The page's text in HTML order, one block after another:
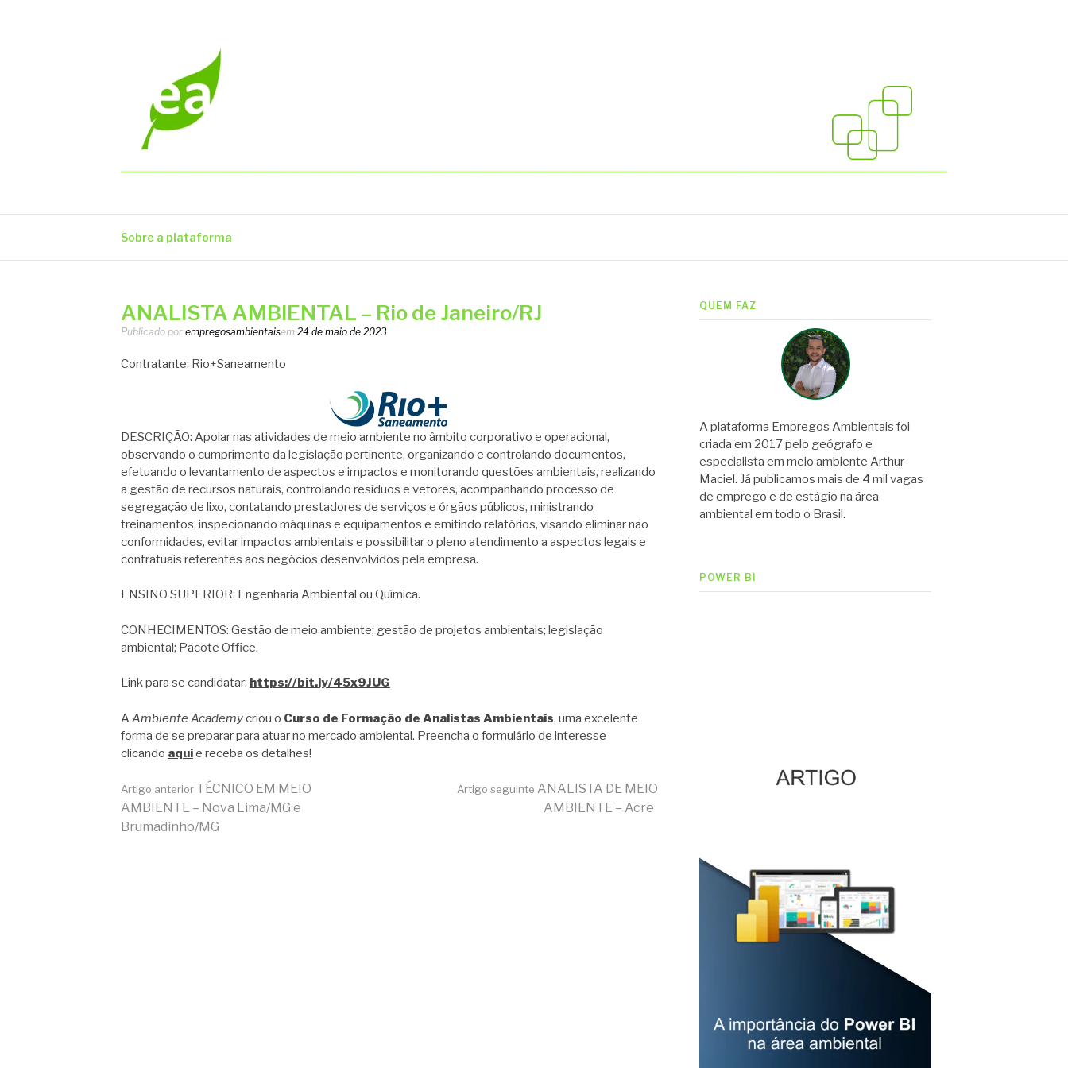
Sobre a plataforma
ANALISTA AMBIENTAL – Rio de Janeiro/RJ
Publicado por empregosambientaisem 24 de maio de 2023
Contratante: Rio+Saneamento
DESCRIÇÃO: Apoiar nas atividades de meio ambiente no âmbito corporativo e operacional,
observando o cumprimento da legislação pertinente, organizando e controlando documentos,
efetuando o levantamento de aspectos e impactos e monitorando questões ambientais, realizando
a gestão de recursos naturais, controlando resíduos e vetores, acompanhando processo de
segregação de lixo, contatando prestadores de serviços e órgãos públicos, ministrando
treinamentos, inspecionando máquinas e equipamentos e emitindo relatórios, visando eliminar não
conformidades, evitar impactos ambientais e possibilitar o pleno atendimento a aspectos legais e
contratuais referentes aos negócios desenvolvidos pela empresa.
ENSINO SUPERIOR: Engenharia Ambiental ou Química.
CONHECIMENTOS: Gestão de meio ambiente; gestão de projetos ambientais; legislação
ambiental; Pacote Office.
Link para se candidatar: https://bit.ly/45x9JUG
AAmbiente Academycriou o Curso de Formação de Analistas Ambientais, uma excelente
forma de se preparar para atuar no mercado ambiental. Preencha o formulário de interesse
clicando aquie receba os detalhes!
Continue
Artigo anterior TÉCNICO EM MEIO
AMBIENTE – Nova Lima/MG e
Brumadinho/MG
Artigo seguinte ANALISTA DE MEIO
AMBIENTE – Acre
QUEM FAZ
A plataforma Empregos Ambientais foi
criada em 2017 pelo geógrafo e
especialista em meio ambiente Arthur
Maciel. Já publicamos mais de 4 mil vagas
de emprego e de estágio na área
ambiental em todo o Brasil.
POWER BI